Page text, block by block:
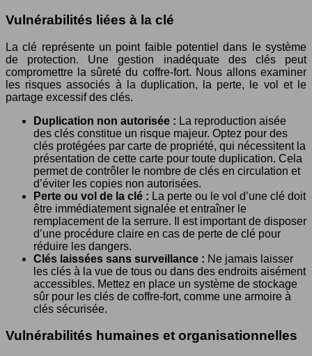
Vulnérabilités liées à la clé
La clé représente un point faible potentiel dans le système
de protection. Une gestion inadéquate des clés peut
compromettre la sûreté du coffre-fort. Nous allons examiner
les risques associés à la duplication, la perte, le vol et le
partage excessif des clés.
Duplication non autorisée : La reproduction aisée
des clés constitue un risque majeur. Optez pour des
clés protégées par carte de propriété, qui nécessitent la
présentation de cette carte pour toute duplication. Cela
permet de contrôler le nombre de clés en circulation et
d’éviter les copies non autorisées.
Perte ou vol de la clé : La perte ou le vol d’une clé doit
être immédiatement signalée et entraîner le
remplacement de la serrure. Il est important de disposer
d’une procédure claire en cas de perte de clé pour
réduire les dangers.
Clés laissées sans surveillance : Ne jamais laisser
les clés à la vue de tous ou dans des endroits aisément
accessibles. Mettez en place un système de stockage
sûr pour les clés de coffre-fort, comme une armoire à
clés sécurisée.
Vulnérabilités humaines et organisationnelles